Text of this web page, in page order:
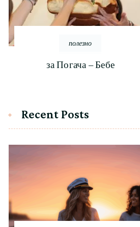
полезно
за Погача – Бебе
Recent Posts